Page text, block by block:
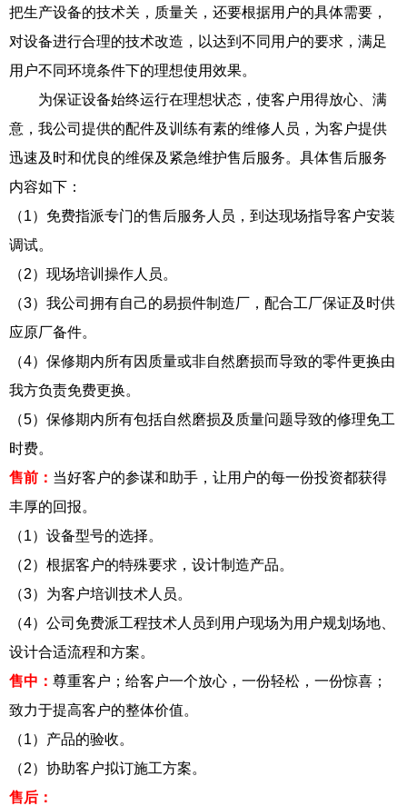
把生产设备的技术关，质量关，还要根据用户的具体需要，
对设备进行合理的技术改造，以达到不同用户的要求，满足
用户不同环境条件下的理想使用效果。
为保证设备始终运行在理想状态，使客户用得放心、满
意，我公司提供的配件及训练有素的维修人员，为客户提供
迅速及时和优良的维保及紧急维护售后服务。具体售后服务
内容如下：
（1）免费指派专门的售后服务人员，到达现场指导客户安装
调试。
（2）现场培训操作人员。
（3）我公司拥有自己的易损件制造厂，配合工厂保证及时供
应原厂备件。
（4）保修期内所有因质量或非自然磨损而导致的零件更换由
我方负责免费更换。
（5）保修期内所有包括自然磨损及质量问题导致的修理免工
时费。
售前： 当好客户的参谋和助手，让用户的每一份投资都获得
丰厚的回报。
（1）设备型号的选择。
（2）根据客户的特殊要求，设计制造产品。
（3）为客户培训技术人员。
（4）公司免费派工程技术人员到用户现场为用户规划场地、
设计合适流程和方案。
售中： 尊重客户；给客户一个放心，一份轻松，一份惊喜；
致力于提高客户的整体价值。
（1）产品的验收。
（2）协助客户拟订施工方案。
售后：